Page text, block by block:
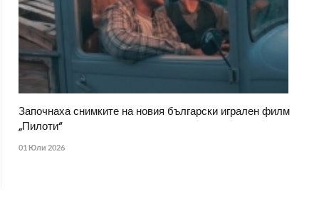
Започнаха снимките на новия български игрален филм
„Пилоти“
01 Юли 2026